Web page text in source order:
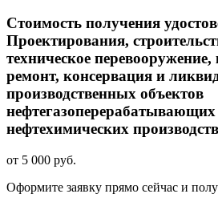
Стоимость получения
Проектирования,
техническое
ремонт, консервация и
производственных объектов
нефтехимических
от 5 000 руб.
Оформите заявку прямо сейчас и